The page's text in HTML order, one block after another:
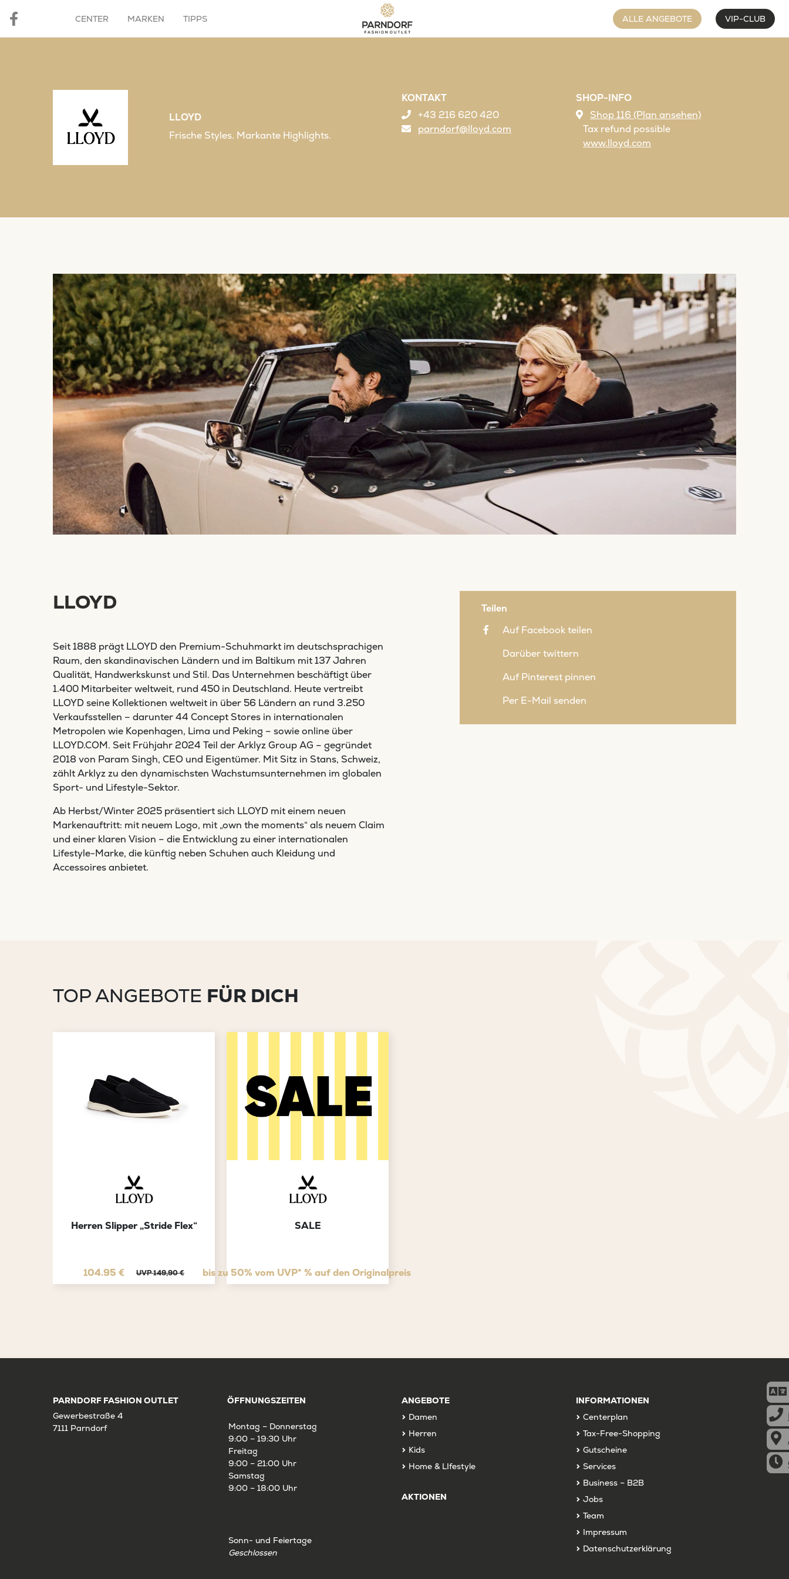
CENTER MARKEN TIPPS ALLE ANGEBOTE VIP-CLUB
LLOYD
Frische Styles. Markante Highlights.
KONTAKT
+43 216 620 420
parndorf@lloyd.com
SHOP-INFO
Shop 116 (Plan ansehen)
Tax refund possible
www.lloyd.com
LLOYD
Seit 1888 prägt LLOYD den Premium-Schuhmarkt im deutschsprachigen
Raum, den skandinavischen Ländern und im Baltikum mit 137 Jahren
Qualität, Handwerkskunst und Stil. Das Unternehmen beschäftigt über
1.400 Mitarbeiter weltweit, rund 450 in Deutschland. Heute vertreibt
LLOYD seine Kollektionen weltweit in über 56 Ländern an rund 3.250
Verkaufsstellen – darunter 44 Concept Stores in internationalen
Metropolen wie Kopenhagen, Lima und Peking – sowie online über
LLOYD.COM. Seit Frühjahr 2024 Teil der Arklyz Group AG – gegründet
2018 von Param Singh, CEO und Eigentümer. Mit Sitz in Stans, Schweiz,
zählt Arklyz zu den dynamischsten Wachstumsunternehmen im globalen
Sport- und Lifestyle-Sektor.
Ab Herbst/Winter 2025 präsentiert sich LLOYD mit einem neuen
Markenauftritt: mit neuem Logo, mit „own the moments“ als neuem Claim
und einer klaren Vision – die Entwicklung zu einer internationalen
Lifestyle-Marke, die künftig neben Schuhen auch Kleidung und
Accessoires anbietet.
Teilen
Auf Facebook teilen
Darüber twittern
Auf Pinterest pinnen
Per E-Mail senden
TOP ANGEBOTE FÜR DICH
Herren Slipper „Stride Flex“
104.95 € UVP 149,90 €
SALE
bis zu 50% vom UVP* % auf den Originalpreis
PARNDORF FASHION OUTLET
Gewerbestraße 4
7111 Parndorf
ÖFFNUNGSZEITEN
Montag – Donnerstag
9:00 – 19:30 Uhr
Freitag
9:00 – 21:00 Uhr
Samstag
9:00 – 18:00 Uhr
Sonn- und Feiertage
Geschlossen
ANGEBOTE
Damen
Herren
Kids
Home & LIfestyle
AKTIONEN
INFORMATIONEN
Centerplan
Tax-Free-Shopping
Gutscheine
Services
Business – B2B
Jobs
Team
Impressum
Datenschutzerklärung